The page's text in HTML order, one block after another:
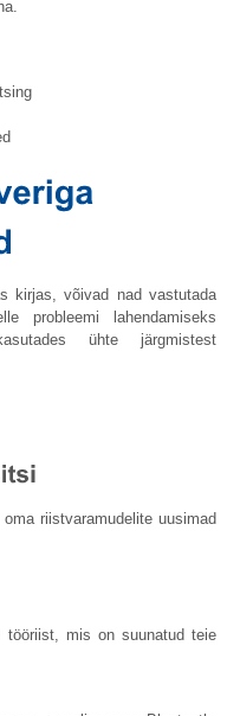
kirjas, võivad nad vastutada
probleemi lahendamiseks
ühte järgmistest
riistvaramudelite uusimad
tööriist, mis on suunatud teie